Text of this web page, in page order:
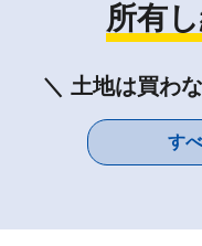
所有
＼ 土地は買わ
す